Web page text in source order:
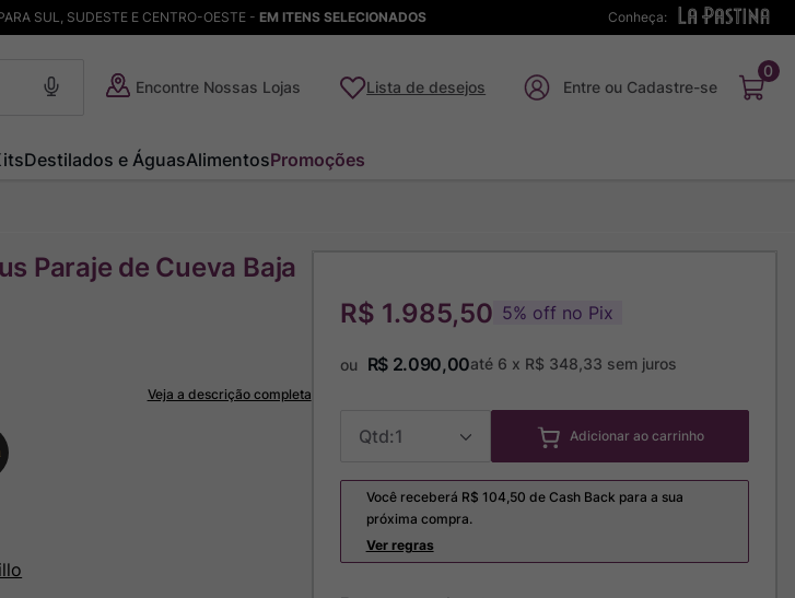
Conheça:
SUL, SUDESTE E CENTRO-OESTE - EM ITENS SELECIONADOS
Encontre Nossas Lojas Lista de desejos
0
Destilados e ÁguasAlimentosPromoções
Paraje de Cueva Baja
Veja a descrição completa
R$ 1.985,50 5% off no Pix
ou R$ 2.090,00até 6 x R$ 348,33 sem juros
1 Adicionar ao carrinho
Você receberá R$ 104,50 de Cash Back para a sua
próxima compra.
Ver regras